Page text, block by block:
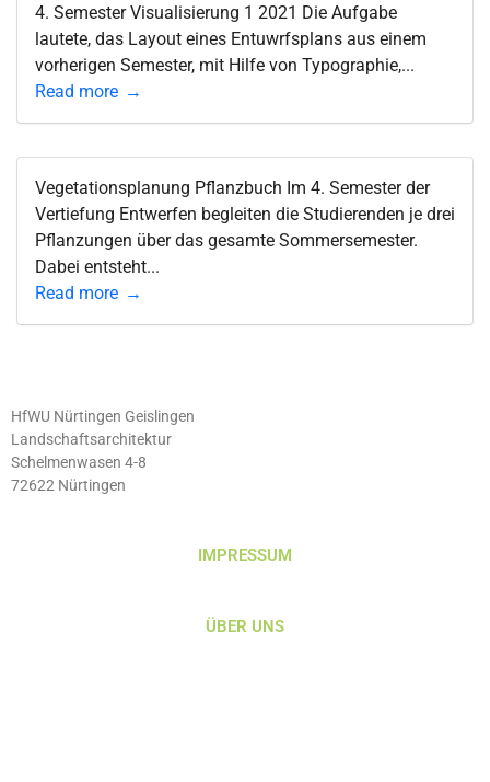
4. Semester Visualisierung 1 2021 Die Aufgabe
lautete, das Layout eines Entuwrfsplans aus einem
vorherigen Semester, mit Hilfe von Typographie,...
Read more
Vegetationsplanung Pflanzbuch Im 4. Semester der
Vertiefung Entwerfen begleiten die Studierenden je drei
Pflanzungen über das gesamte Sommersemester.
Dabei entsteht...
Read more
HfWU Nürtingen Geislingen
Landschaftsarchitektur
Schelmenwasen 4-8
72622 Nürtingen
IMPRESSUM
ÜBER UNS